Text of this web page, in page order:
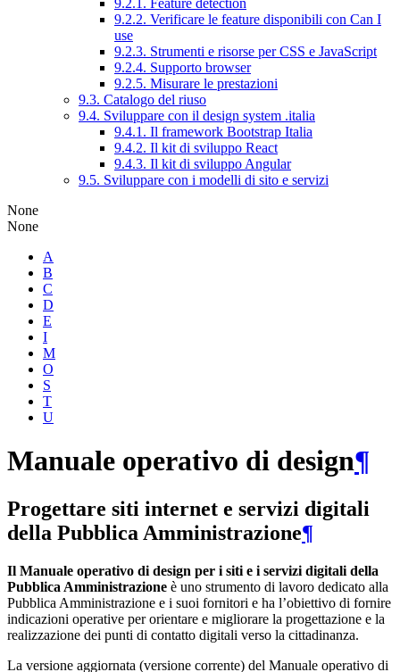
9.2.1. Feature detection
9.2.2. Verificare le feature disponibili con Can I
use
9.2.3. Strumenti e risorse per CSS e JavaScript
9.2.4. Supporto browser
9.2.5. Misurare le prestazioni
9.3. Catalogo del riuso
9.4. Sviluppare con il design system .italia
9.4.1. Il framework Bootstrap Italia
9.4.2. Il kit di sviluppo React
9.4.3. Il kit di sviluppo Angular
9.5. Sviluppare con i modelli di sito e servizi
None
None
A
B
C
D
E
I
M
O
S
T
U
Manuale operativo di design¶
Progettare siti internet e servizi digitali
della Pubblica Amministrazione¶
Il Manuale operativo di design per i siti e i servizi digitali della
Pubblica Amministrazione è uno strumento di lavoro dedicato alla
Pubblica Amministrazione e i suoi fornitori e ha l’obiettivo di fornire
indicazioni operative per orientare e migliorare la progettazione e la
realizzazione dei punti di contatto digitali verso la cittadinanza.
La versione aggiornata (versione corrente) del Manuale operativo di